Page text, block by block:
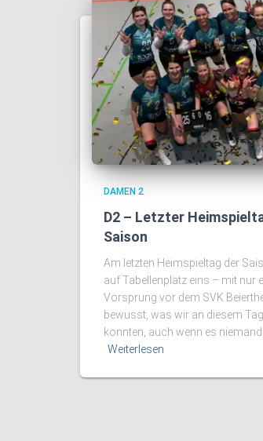
DAMEN 2
D2 – Letzter
Saison
Am letzten Heimspieltag der
auf Tabellenplatz eins – mit nur
Vorsprung vor dem SVK
bewusst, was wir an diesem
konnten, auch wenn es
Weiterlesen